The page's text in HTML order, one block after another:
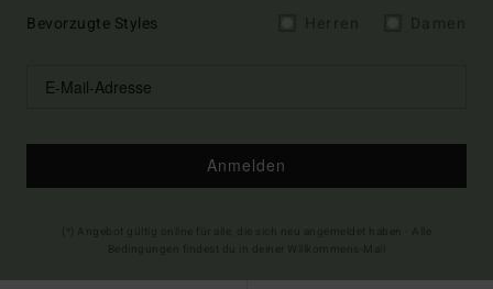
Bevorzugte Styles
Anmelden